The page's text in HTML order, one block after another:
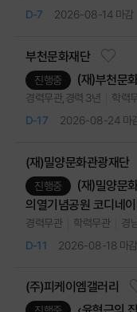
D-7 2026-08-14 마감
부천문화재단
진행중 (재)부천문
경력무관,경력 3년 학력
D-17 2026-08-24 마
(재)밀양문화관광재단
진행중
(재)밀양문
의열기념공원 코디네
경력무관 학력무관 경
D-11 2026-08-18 마감
(주)피케이엠갤러리